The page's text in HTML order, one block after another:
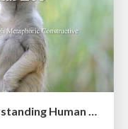
The Organizational Zoo: Understanding Human Behavior Agility Through Metaphoric Constructive Conversations (based on the works of Arthur Shelley, Ph.D)